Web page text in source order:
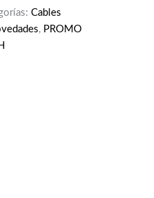
Cables
, PROMO